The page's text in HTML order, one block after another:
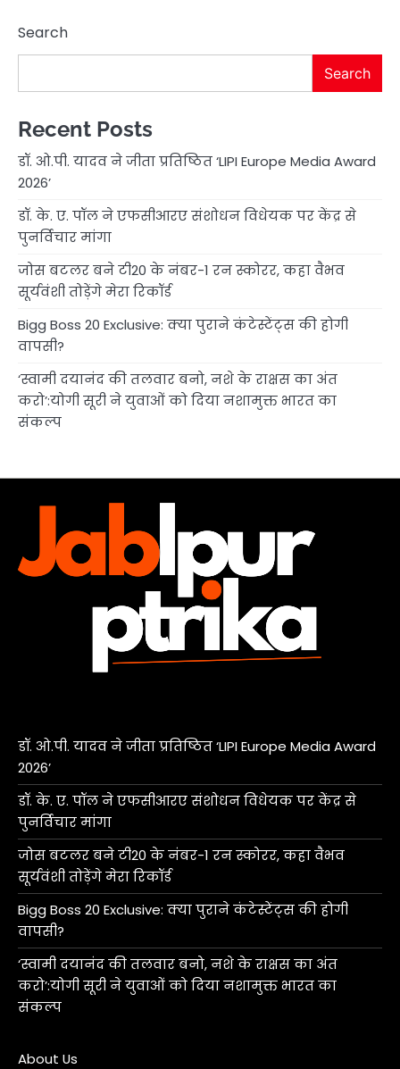
Search
Search
Recent Posts
डॉ. ओ.पी. यादव ने जीता प्रतिष्ठित ‘LIPI Europe Media Award
2026’
डॉ. के. ए. पॉल ने एफसीआरए संशोधन विधेयक पर केंद्र से
पुनर्विचार मांगा
जोस बटलर बने टी20 के नंबर-1 रन स्कोरर, कहा वैभव
सूर्यवंशी तोड़ेंगे मेरा रिकॉर्ड
Bigg Boss 20 Exclusive: क्या पुराने कंटेस्टेंट्स की होगी
वापसी?
‘स्वामी दयानंद की तलवार बनो, नशे के राक्षस का अंत
करो’:योगी सूरी ने युवाओं को दिया नशामुक्त भारत का
संकल्प
डॉ. ओ.पी. यादव ने जीता प्रतिष्ठित ‘LIPI Europe Media Award
2026’
डॉ. के. ए. पॉल ने एफसीआरए संशोधन विधेयक पर केंद्र से
पुनर्विचार मांगा
जोस बटलर बने टी20 के नंबर-1 रन स्कोरर, कहा वैभव
सूर्यवंशी तोड़ेंगे मेरा रिकॉर्ड
Bigg Boss 20 Exclusive: क्या पुराने कंटेस्टेंट्स की होगी
वापसी?
‘स्वामी दयानंद की तलवार बनो, नशे के राक्षस का अंत
करो’:योगी सूरी ने युवाओं को दिया नशामुक्त भारत का
संकल्प
About Us